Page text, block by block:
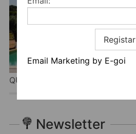
Registar
Email Marketing by E-goi
QUINTA DA SONECA
Newsletter